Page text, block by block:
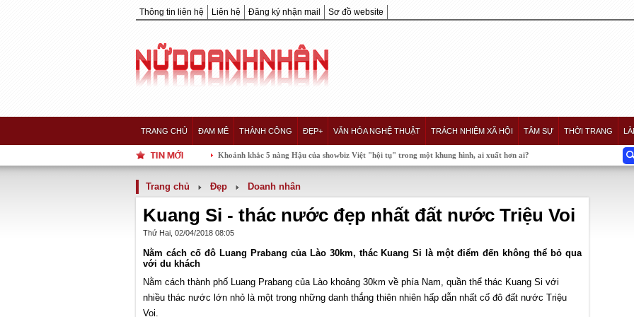
Thông tin liên hệ Liên hệ Đăng ký nhận mail Sơ đồ website
TRANG CHỦ ĐAM MÊ THÀNH CÔNG ĐẸP+ VĂN HÓA NGHỆ THUẬT TRÁCH NHIỆM XÃ HỘI TÂM SỰ THỜI TRANG
Khoảnh khắc 5 nàng Hậu của showbiz Việt "hội tụ" trong một khung hình, ai xuất hơn ai?
Trang chủ Đẹp Doanh nhân
Kuang Si - thác nước đẹp nhất đất nước Triệu Voi
Thứ Hai, 02/04/2018 08:05
Nằm cách cố đô Luang Prabang của Lào 30km, thác Kuang Si là một điểm đến không thể bỏ qua
với du khách
Nằm cách thành phố Luang Prabang của Lào khoảng 30km về phía Nam, quần thể thác Kuang Si với
nhiều thác nước lớn nhỏ là một trong những danh thắng thiên nhiên hấp dẫn nhất cố đô đất nước Triệu
Voi.